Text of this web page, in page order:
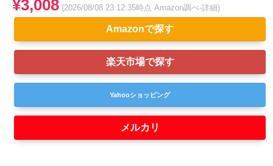
¥3,008 (2026/08/08 23:12:35時点 Amazon調べ-詳細)
Amazonで探す
楽天市場で探す
Yahooショッピング
メルカリ